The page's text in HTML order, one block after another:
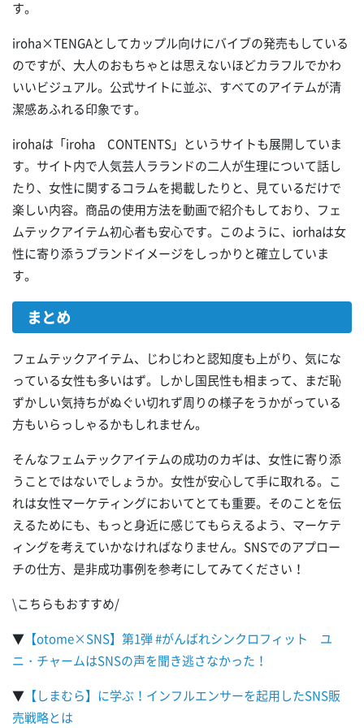
す。
iroha×TENGAとしてカップル向けにバイブの発売もしている
のですが、大人のおもちゃとは思えないほどカラフルでかわ
いいビジュアル。公式サイトに並ぶ、すべてのアイテムが清
潔感あふれる印象です。
irohaは「iroha CONTENTS」というサイトも展開していま
す。サイト内で人気芸人ラランドの二人が生理について話し
たり、女性に関するコラムを掲載したりと、見ているだけで
楽しい内容。商品の使用方法を動画で紹介もしており、フェ
ムテックアイテム初心者も安心です。このように、iorhaは女
性に寄り添うブランドイメージをしっかりと確立していま
す。
まとめ
フェムテックアイテム、じわじわと認知度も上がり、気にな
っている女性も多いはず。しかし国民性も相まって、まだ恥
ずかしい気持ちがぬぐい切れず周りの様子をうかがっている
方もいらっしゃるかもしれません。
そんなフェムテックアイテムの成功のカギは、女性に寄り添
うことではないでしょうか。女性が安心して手に取れる。こ
れは女性マーケティングにおいてとても重要。そのことを伝
えるためにも、もっと身近に感じてもらえるよう、マーケテ
ィングを考えていかなければなりません。SNSでのアプロー
チの仕方、是非成功事例を参考にしてみてください！
\こちらもおすすめ/
▼ 【otome×SNS】第1弾 #がんばれシンクロフィット ユ
ニ・チャームはSNSの声を聞き逃さなかった！
▼ 【しまむら】に学ぶ！インフルエンサーを起用したSNS販
売戦略とは